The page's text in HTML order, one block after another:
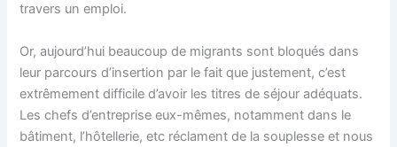
travers un emploi.
Or, aujourd’hui beaucoup de migrants sont bloqués dans
leur parcours d’insertion par le fait que justement, c’est
extrêmement difficile d’avoir les titres de séjour adéquats.
Les chefs d’entreprise eux-mêmes, notamment dans le
bâtiment, l’hôtellerie, etc réclament de la souplesse et nous